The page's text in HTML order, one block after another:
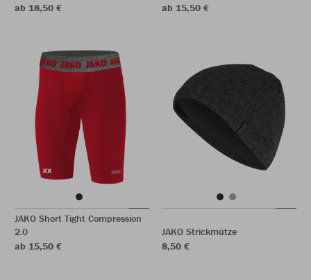
ab 18,50 €
ab 15,50 €
JAKO Short Tight Compression
2.0
ab 15,50 €
JAKO Strickmütze
8,50 €